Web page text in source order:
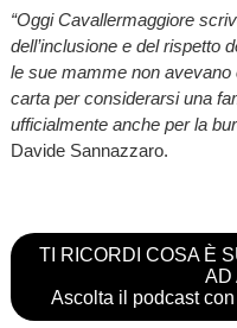
“Oggi Cavallermaggiore
dell’inclusione e del rispetto
le sue mamme non
carta per considerarsi una
ufficialmente anche per la
Davide Sannazzaro.
TI RICORDI COSA È
AD
Ascolta il podcast